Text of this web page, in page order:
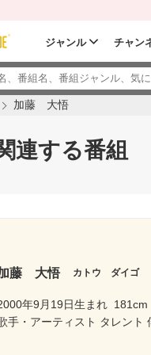
ジャンル チャン
加藤 大悟
する番組
藤 大悟 カトウ ダイゴ
年9月19日生まれ 181cm
手・アーティスト タレント